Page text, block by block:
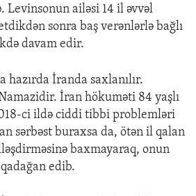
Levinsonun ailəsi 14 il əvvəl
sonra baş verənlərlə bağlı
davam edir.
hazırda İranda saxlanılır.
İran hökuməti 84 yaşlı
ci ildə ciddi tibbi problemləri
sərbəst buraxsa da, ötən il qalan
baxmayaraq, onun
edib.